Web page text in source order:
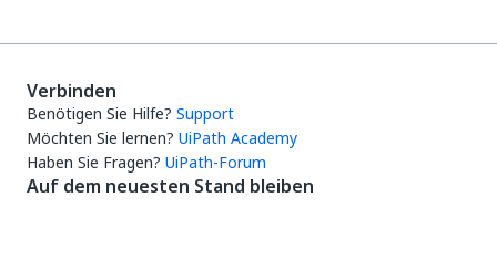
Verbinden
Benötigen Sie Hilfe? Support
Möchten Sie lernen? UiPath Academy
Haben Sie Fragen? UiPath-Forum
Auf dem neuesten Stand bleiben